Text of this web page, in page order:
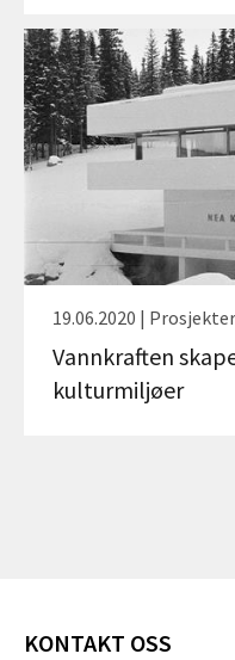
19.06.2020 | Prosjekter
Vannkraften
kulturmiljøer
KONTAKT OSS